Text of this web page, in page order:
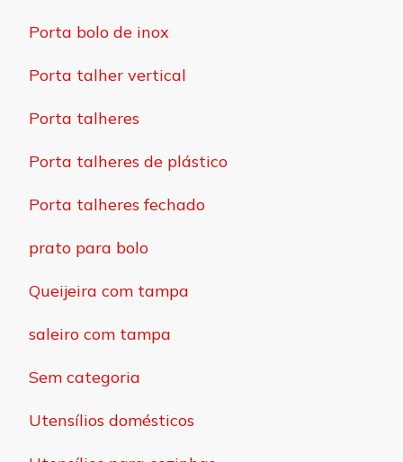
Porta bolo de inox
Porta talher vertical
Porta talheres
Porta talheres de plástico
Porta talheres fechado
prato para bolo
Queijeira com tampa
saleiro com tampa
Sem categoria
Utensílios domésticos